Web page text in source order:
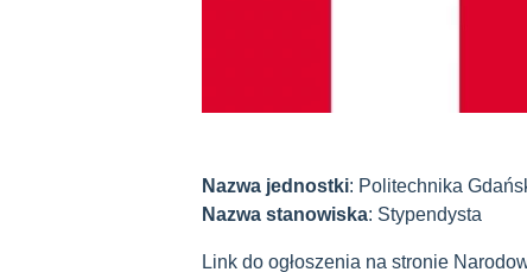
Nazwa jednostki: Politechnika
Nazwa stanowiska: Stypendysta
Link do ogłoszenia na stronie